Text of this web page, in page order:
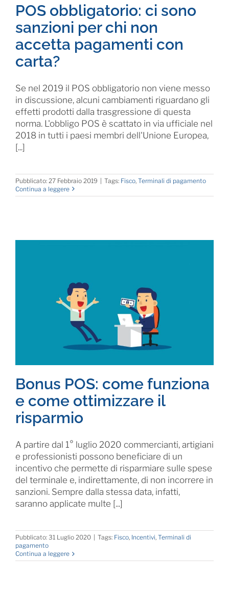
POS obbligatorio: ci sono
sanzioni per chi non
accetta pagamenti con
carta?
Se nel 2019 il POS obbligatorio non viene messo
in discussione, alcuni cambiamenti riguardano gli
effetti prodotti dalla trasgressione di questa
norma. L'obbligo POS è scattato in via ufficiale nel
2018 in tutti i paesi membri dell'Unione Europea,
[...]
Pubblicato: 27 Febbraio 2019 Tags: Fisco, Terminali di pagamento
Continua a leggere
Bonus POS: come funziona
e come ottimizzare il
risparmio
A partire dal 1° luglio 2020 commercianti, artigiani
e professionisti possono beneficiare di un
incentivo che permette di risparmiare sulle spese
del terminale e, indirettamente, di non incorrere in
sanzioni. Sempre dalla stessa data, infatti,
saranno applicate multe [...]
Pubblicato: 31 Luglio 2020 Tags: Fisco, Incentivi, Terminali di
pagamento
Continua a leggere